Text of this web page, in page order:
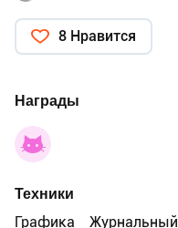
8 Нравится
Награды
Техники
Графика
Журнальный